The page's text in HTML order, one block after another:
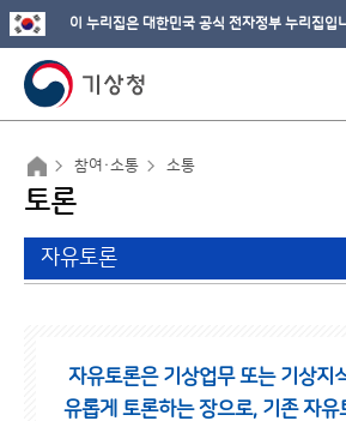
이 누리집은 대한민국 공식 전자정부 누리집입
참여·소통 소통
토론
자유토론
자유토론은 기상업무 또는 기상지
유롭게 토론하는 장으로, 기존 자유